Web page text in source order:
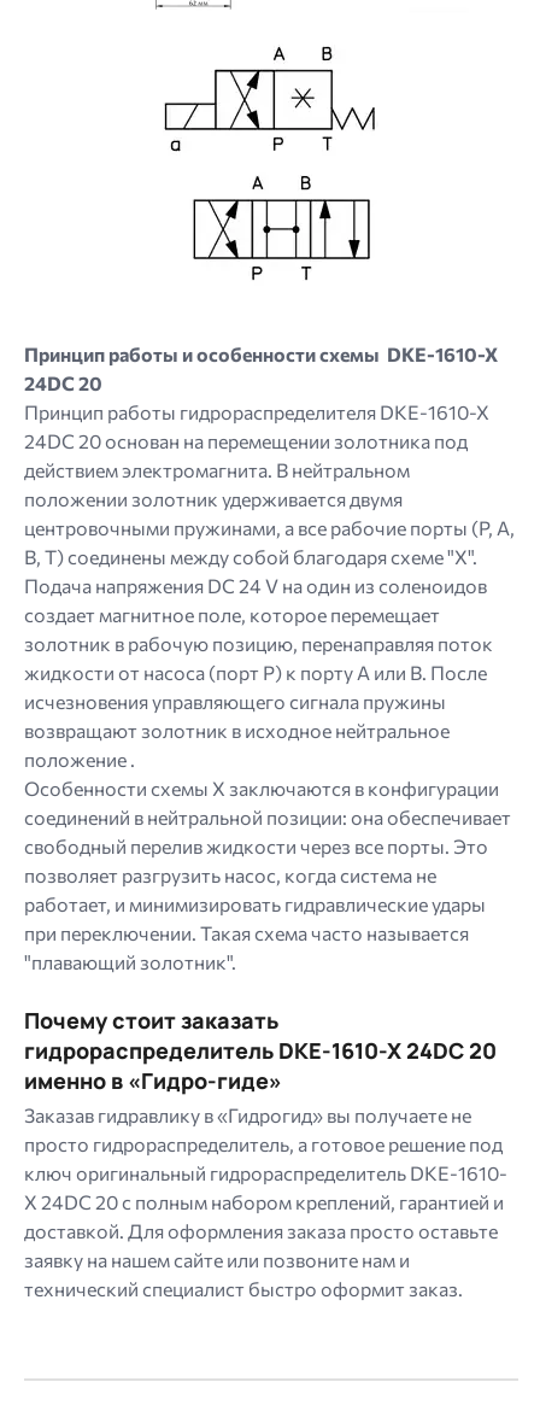
Принцип работы и особенности схемы DKE-1610-X
24DC 20
Принцип работы гидрораспределителя DKE-1610-X
24DC 20 основан на перемещении золотника под
действием электромагнита. В нейтральном
положении золотник удерживается двумя
центровочными пружинами, а все рабочие порты (P, A,
B, T) соединены между собой благодаря схеме "X".
Подача напряжения DC 24 V на один из соленоидов
создает магнитное поле, которое перемещает
золотник в рабочую позицию, перенаправляя поток
жидкости от насоса (порт P) к порту A или B. После
исчезновения управляющего сигнала пружины
возвращают золотник в исходное нейтральное
положение .
Особенности схемы X заключаются в конфигурации
соединений в нейтральной позиции: она обеспечивает
свободный перелив жидкости через все порты. Это
позволяет разгрузить насос, когда система не
работает, и минимизировать гидравлические удары
при переключении. Такая схема часто называется
"плавающий золотник".
Почему стоит заказать
гидрораспределитель DKE-1610-X 24DC 20
именно в «Гидро-гиде»
Заказав гидравлику в «Гидрогид» вы получаете не
просто гидрораспределитель, а готовое решение под
ключ оригинальный гидрораспределитель DKE-1610-
X 24DC 20 с полным набором креплений, гарантией и
доставкой. Для оформления заказа просто оставьте
заявку на нашем сайте или позвоните нам и
технический специалист быстро оформит заказ.